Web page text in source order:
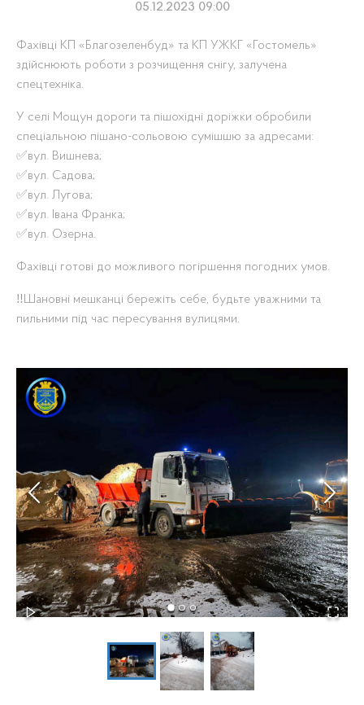
05.12.2023 09:00
Фахівці КП «Благозеленбуд» та КП УЖКГ «Гостомель»
здійснюють роботи з розчищення снігу, залучена
спецтехніка.
У селі Мощун дороги та пішохідні доріжки обробили
спеціальною пішано-сольовою сумішшю за адресами:
✅вул. Вишнева;
✅вул. Садова;
✅вул. Лугова;
✅вул. Івана Франка;
✅вул. Озерна.
Фахівці готові до можливого погіршення погодних умов.
‼️Шановні мешканці бережіть себе, будьте уважними та
пильними під час пересування вулицями.